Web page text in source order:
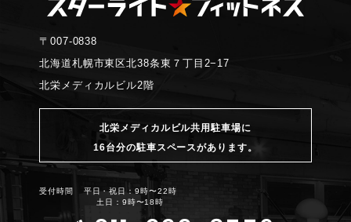
〒007-0838
北海道札幌市東区北38条東７丁目2−17
北栄メディカルビル2階
北栄メディカルビル共用駐車場に
16台分の駐車スペースがあります。
受付時間
平日・祝日：9時〜22時
土日：9時〜18時